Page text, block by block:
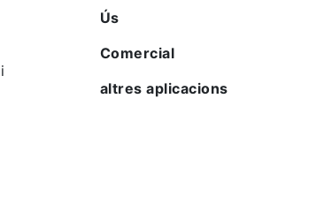
Ús
Comercial
altres aplicacions